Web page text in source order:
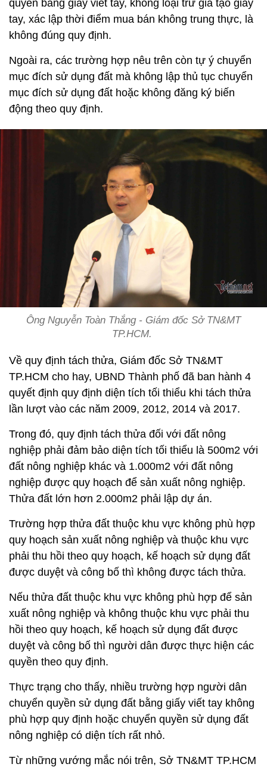
quyền bằng giấy viết tay, không loại trừ giả tạo giấy
tay, xác lập thời điểm mua bán không trung thực, là
không đúng quy định.
Ngoài ra, các trường hợp nêu trên còn tự ý chuyển
mục đích sử dụng đất mà không lập thủ tục chuyển
mục đích sử dụng đất hoặc không đăng ký biến
động theo quy định.
Ông Nguyễn Toàn Thắng - Giám đốc Sở TN&MT
TP.HCM.
Về quy định tách thửa, Giám đốc Sở TN&MT
TP.HCM cho hay, UBND Thành phố đã ban hành 4
quyết định quy định diện tích tối thiểu khi tách thửa
lần lượt vào các năm 2009, 2012, 2014 và 2017.
Trong đó, quy định tách thửa đối với đất nông
nghiệp phải đảm bảo diện tích tối thiểu là 500m2 với
đất nông nghiệp khác và 1.000m2 với đất nông
nghiệp được quy hoạch để sản xuất nông nghiệp.
Thửa đất lớn hơn 2.000m2 phải lập dự án.
Trường hợp thửa đất thuộc khu vực không phù hợp
quy hoạch sản xuất nông nghiệp và thuộc khu vực
phải thu hồi theo quy hoạch, kế hoạch sử dụng đất
được duyệt và công bố thì không được tách thửa.
Nếu thửa đất thuộc khu vực không phù hợp để sản
xuất nông nghiệp và không thuộc khu vực phải thu
hồi theo quy hoạch, kế hoạch sử dụng đất được
duyệt và công bố thì người dân được thực hiện các
quyền theo quy định.
Thực trạng cho thấy, nhiều trường hợp người dân
chuyển quyền sử dụng đất bằng giấy viết tay không
phù hợp quy định hoặc chuyển quyền sử dụng đất
nông nghiệp có diện tích rất nhỏ.
Từ những vướng mắc nói trên, Sở TN&MT TP.HCM